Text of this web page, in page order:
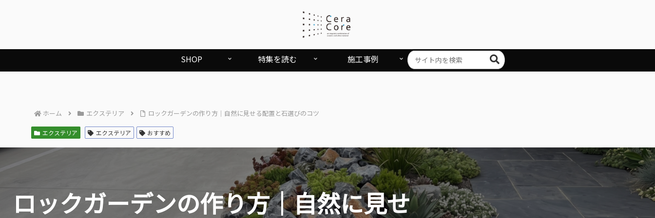
SHOP 特集を読む 施工事例
ホーム エクステリア ロックガーデンの作り方｜自然に見せる配置と石選びのコツ
エクステリア エクステリア おすすめ
ロックガーデンの作り方｜自然に見せ